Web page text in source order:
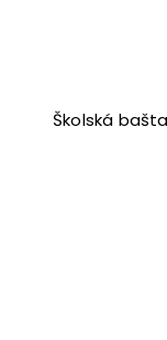
Školská